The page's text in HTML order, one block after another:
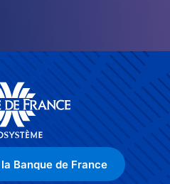
Banque de France